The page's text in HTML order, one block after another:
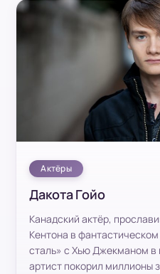
Актёры
Дакота Гойо
Канадский актёр,
Кентона в
сталь» с Хью Джекманом
артист покорил миллионы